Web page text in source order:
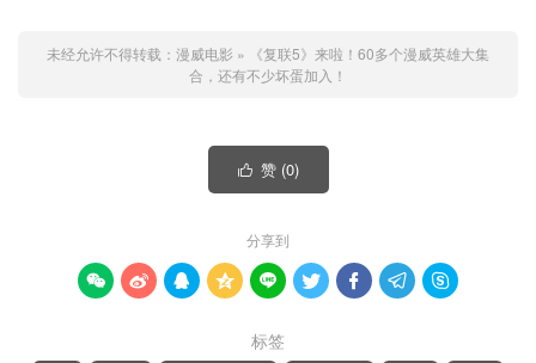
未经允许不得转载： 漫威电影 »
《复联5》来啦！60多个漫威英雄大集
合，还有不少坏蛋加入！
 赞 (0)
分享到
        
标签